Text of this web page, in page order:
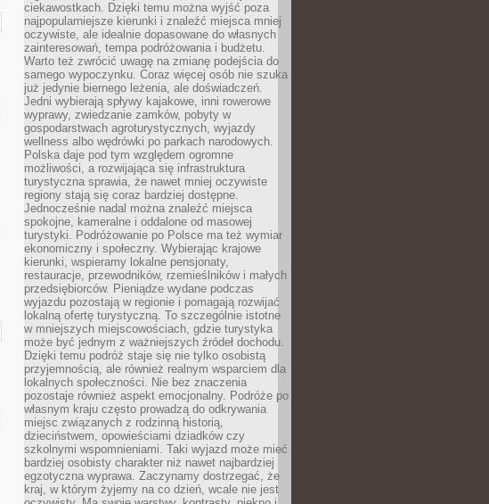
ciekawostkach. Dzięki temu można wyjść poza
najpopularniejsze kierunki i znaleźć miejsca mniej
oczywiste, ale idealnie dopasowane do własnych
zainteresowań, tempa podróżowania i budżetu.
Warto też zwrócić uwagę na zmianę podejścia do
samego wypoczynku. Coraz więcej osób nie szuka
już jedynie biernego leżenia, ale doświadczeń.
Jedni wybierają spływy kajakowe, inni rowerowe
wyprawy, zwiedzanie zamków, pobyty w
gospodarstwach agroturystycznych, wyjazdy
wellness albo wędrówki po parkach narodowych.
Polska daje pod tym względem ogromne
możliwości, a rozwijająca się infrastruktura
turystyczna sprawia, że nawet mniej oczywiste
regiony stają się coraz bardziej dostępne.
Jednocześnie nadal można znaleźć miejsca
spokojne, kameralne i oddalone od masowej
turystyki. Podróżowanie po Polsce ma też wymiar
ekonomiczny i społeczny. Wybierając krajowe
kierunki, wspieramy lokalne pensjonaty,
restauracje, przewodników, rzemieślników i małych
przedsiębiorców. Pieniądze wydane podczas
wyjazdu pozostają w regionie i pomagają rozwijać
lokalną ofertę turystyczną. To szczególnie istotne
w mniejszych miejscowościach, gdzie turystyka
może być jednym z ważniejszych źródeł dochodu.
Dzięki temu podróż staje się nie tylko osobistą
przyjemnością, ale również realnym wsparciem dla
lokalnych społeczności. Nie bez znaczenia
pozostaje również aspekt emocjonalny. Podróże po
własnym kraju często prowadzą do odkrywania
miejsc związanych z rodzinną historią,
dzieciństwem, opowieściami dziadków czy
szkolnymi wspomnieniami. Taki wyjazd może mieć
bardziej osobisty charakter niż nawet najbardziej
egzotyczna wyprawa. Zaczynamy dostrzegać, że
kraj, w którym żyjemy na co dzień, wcale nie jest